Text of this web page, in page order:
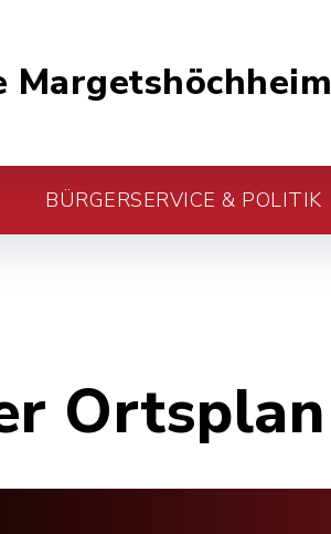
Margetshöchheim
BÜRGERSERVICE & POLITIK
Ortsplan